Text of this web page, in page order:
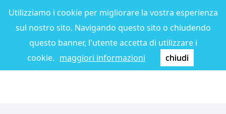
Utilizziamo i cookie per migliorare la vostra esperienza
sul nostro sito. Navigando questo sito o chiudendo
questo banner, l'utente accetta di utilizzare i
cookie. maggiori informazioni chiudi